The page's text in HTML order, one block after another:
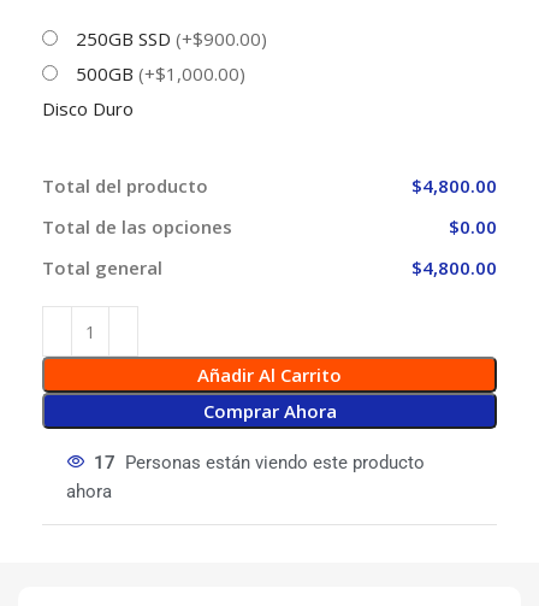
250GB SSD(+$900.00)
500GB(+$1,000.00)
Disco Duro
Total del producto
$4,800.00
Total de las opciones
$0.00
Total general
$4,800.00
Añadir Al Carrito
Comprar Ahora
17 Personas están viendo este producto
ahora